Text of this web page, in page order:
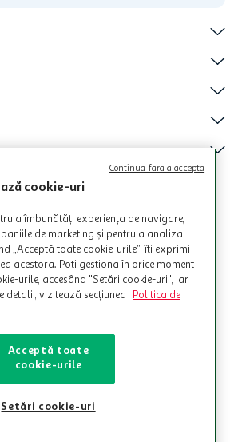
acum in aplicatia Auchan
cookie-uri
a îmbunătăți experiența de navigare,
de marketing și pentru a analiza
„Acceptă toate cookie-urile”, îți exprimi
acestora. Poți gestiona în orice moment
urile, accesând "Setări cookie-uri", iar
detalii, vizitează secțiunea
Politica de
Acceptă toate
cookie-urile
Setări cookie-uri
Continuă fără a accepta